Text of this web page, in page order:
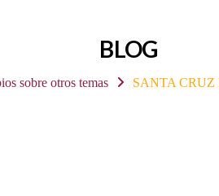
BLOG
sobre otros temas SANTA CRUZ